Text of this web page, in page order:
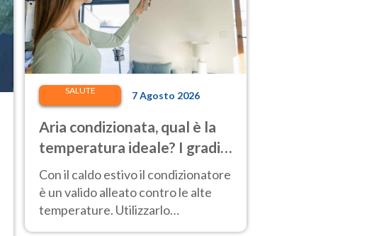
SALUTE 7 Agosto 2026
Aria condizionata, qual è la
temperatura ideale? I gradi
giusti per stare bene e
risparmiare
Con il caldo estivo il condizionatore
è un valido alleato contro le alte
temperature. Utilizzarlo